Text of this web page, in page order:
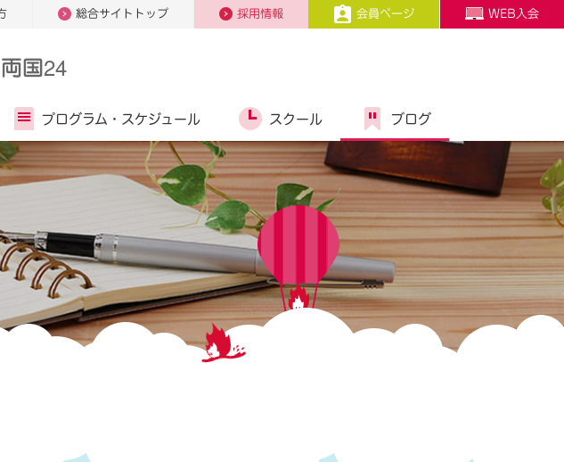
総合サイトトップ 採用情報 会員ページ WEB入会
国24
プログラム・ スケジュール スクール ブログ